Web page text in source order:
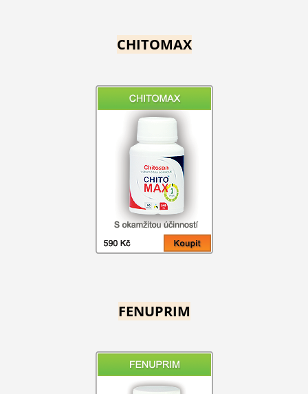
CHITOMAX
FENUPRIM